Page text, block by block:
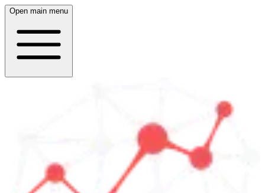
Open main menu